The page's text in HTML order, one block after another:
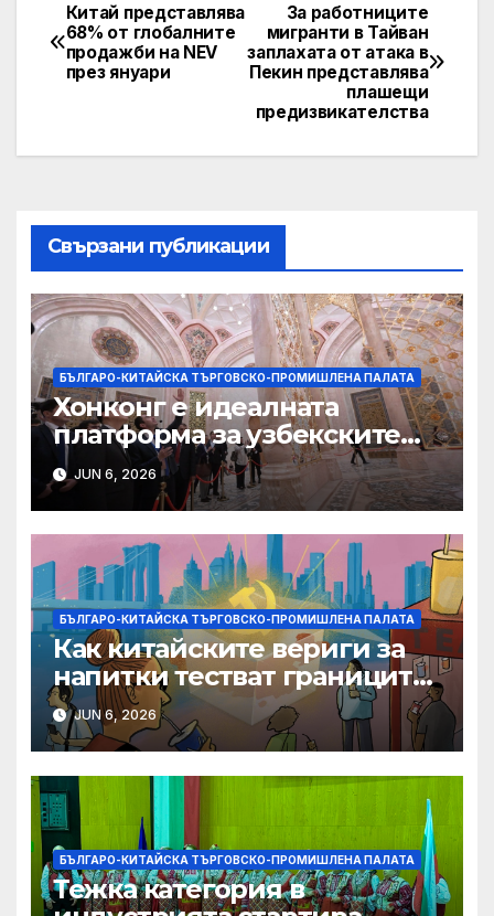
Post
navigation
За работниците
мигранти в Тайван
заплахата от атака в
Пекин представлява
плашещи
предизвикателства
Китай представлява
68% от глобалните
продажби на NEV
през януари
Свързани публикации
БЪЛГАРО-КИТАЙСКА ТЪРГОВСКО-ПРОМИШЛЕНА ПАЛАТА
Хонконг е идеалната
платформа за узбекските
фирми да разширят
крилата си в световен
мащаб, казва Джон Лий
JUN 6, 2026
БЪЛГАРО-КИТАЙСКА ТЪРГОВСКО-ПРОМИШЛЕНА ПАЛАТА
Как китайските вериги за
напитки тестват границите
на меката сила
JUN 6, 2026
БЪЛГАРО-КИТАЙСКА ТЪРГОВСКО-ПРОМИШЛЕНА ПАЛАТА
Тежка категория в